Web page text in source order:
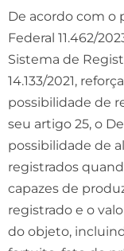
De acordo com o
Federal 11.462/
Sistema de
14.133/2021,
possibilidade de
seu artigo 25, o
possibilidade de
registrados
capazes de
registrado e o
do objeto,